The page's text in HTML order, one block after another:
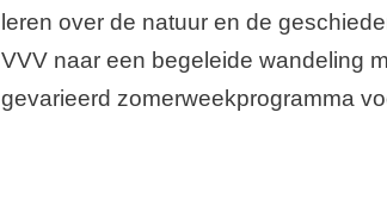
leren over de natuur en de
VVV naar een begeleide wandeling
gevarieerd zomerweekprogramma